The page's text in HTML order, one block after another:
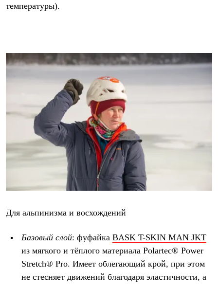
температуры).
Для альпинизма и восхождений
Базовый слой: фуфайка BASK T-SKIN MAN JKT
из мягкого и тёплого материала Polartec® Power
Stretch® Pro. Имеет облегающий крой, при этом
не стесняет движений благодаря эластичности, а